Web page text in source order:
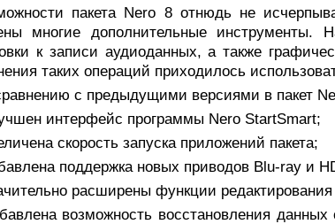
пакета Nero 8 отнюдь не
многие дополнительные инструменты.
к записи аудиоданных, а также
таких операций приходилось
с предыдущими версиями в пакет
интерфейс программы Nero StartSmart;
скорость запуска приложений пакета;
поддержка новых приводов Blu-ray и
расширены функции
возможность восстановления